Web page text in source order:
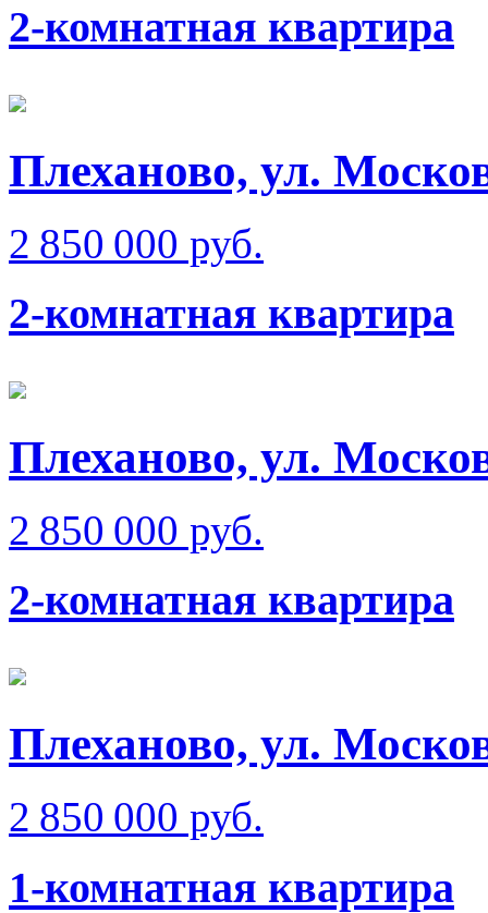
2-комнатная квартира
Плеханово, ул.
2 850 000 руб.
2-комнатная квартира
Плеханово, ул.
2 850 000 руб.
2-комнатная квартира
Плеханово, ул.
2 850 000 руб.
1-комнатная квартира